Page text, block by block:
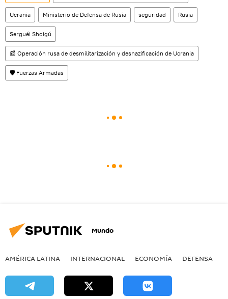
Ucrania Ministerio de Defensa de Rusia seguridad Rusia
Serguéi Shoigú
📰 Operación rusa de desmilitarización y desnazificación de Ucrania
🛡️ Fuerzas Armadas
Mundo
AMÉRICA LATINA INTERNACIONAL ECONOMÍA DEFENSA